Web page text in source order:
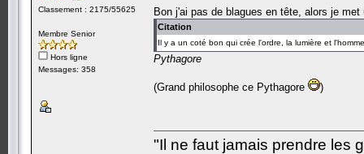
Classement : 2175/55625
Membre Senior
Hors ligne
Messages: 358
Bon j'ai pas de blagues en tête, alors je
Citation
Il y a un coté bon qui crée l'ordre, la lumière et
Pythagore
(Grand philosophe ce Pythagore )
"Il ne faut jamais prendre les